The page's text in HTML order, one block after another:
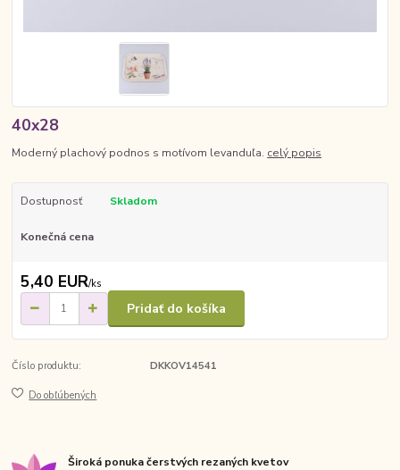
40x28
Moderný plachový podnos s motívom levanduľa. celý popis
Dostupnosť Skladom
Konečná cena
5,40 EUR/ks
Pridať do košíka
Číslo produktu: DKKOV14541
Do obľúbených
Široká ponuka čerstvých rezaných kvetov